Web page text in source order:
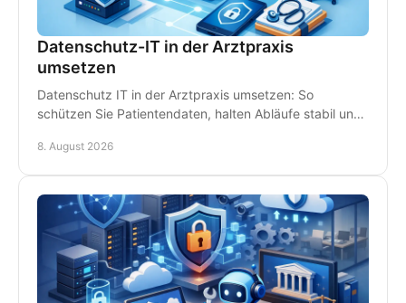
Datenschutz-IT in der Arztpraxis
umsetzen
Datenschutz IT in der Arztpraxis umsetzen: So
schützen Sie Patientendaten, halten Abläufe stabil und
8. August 2026